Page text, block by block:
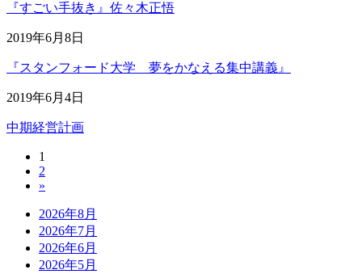
『すごい手抜き』佐々木正悟
2019年6月8日
『スタンフォード大学 夢をかなえる集中講義』
2019年6月4日
中期経営計画
固
定
ペ
ー
ジ
1
固
定
ー
ジ
2
»
2026年8月
2026年7月
2026年6月
2026年5月